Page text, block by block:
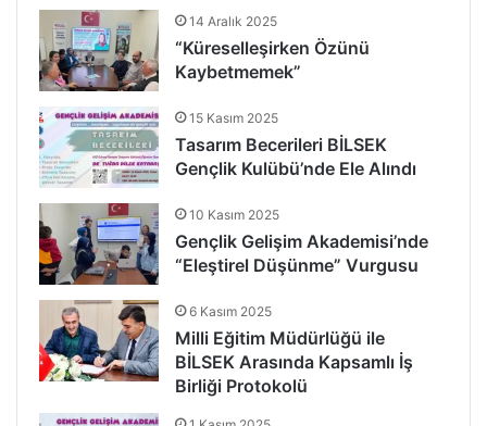
14 Aralık 2025
“Küreselleşirken Özünü
Kaybetmemek”
15 Kasım 2025
Tasarım Becerileri BİLSEK
Gençlik Kulübü’nde Ele Alındı
10 Kasım 2025
Gençlik Gelişim Akademisi’nde
“Eleştirel Düşünme” Vurgusu
6 Kasım 2025
Milli Eğitim Müdürlüğü ile
BİLSEK Arasında Kapsamlı İş
Birliği Protokolü